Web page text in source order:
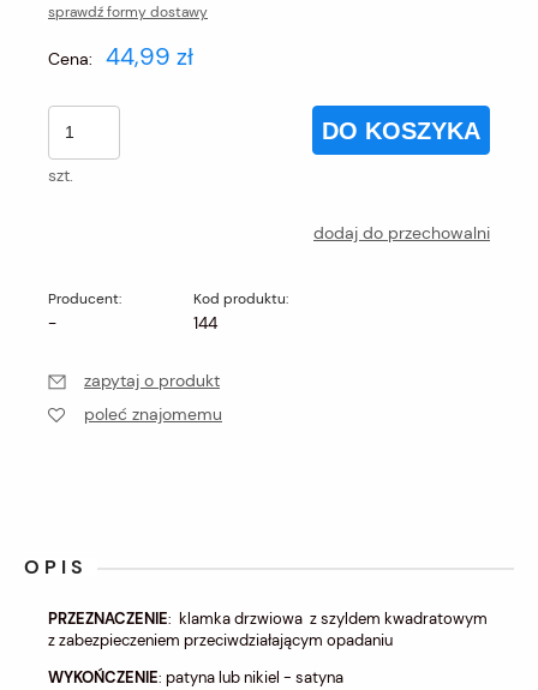
Cena nie zawiera ewentualnych kosztów płatności
sprawdź formy dostawy
Cena: 44,99 zł
szt.
DO KOSZYKA
dodaj do przechowalni
Producent:
-
Kod produktu:
144
zapytaj o produkt
poleć znajomemu
OPIS
PRZEZNACZENIE: klamka drzwiowa z szyldem kwadratowym
z zabezpieczeniem przeciwdziałającym opadaniu
WYKOŃCZENIE: patyna lub nikiel - satyna